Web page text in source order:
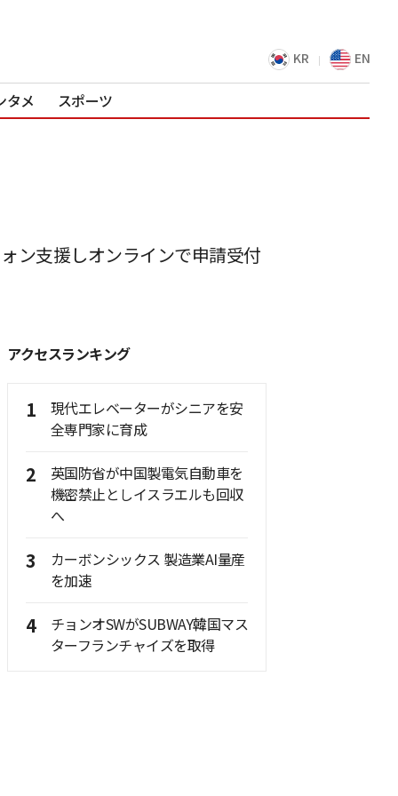
KR EN
タメ スポーツ
ン支援しオンラインで申請受付
アクセスランキング
1
現代エレベーターがシニアを安
全専門家に育成
2
英国防省が中国製電気自動車を
機密禁止としイスラエルも回収
へ
3
カーボンシックス 製造業AI量産
を加速
4
チョンオSWがSUBWAY韓国マス
ターフランチャイズを取得